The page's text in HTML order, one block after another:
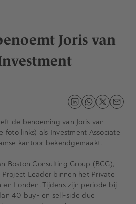
Joris van
de benoeming van Joris van
foto links) als Investment Associate
kantoor bekendgemaakt.
Boston Consulting Group (BCG),
Leader binnen het Private
Londen. Tijdens zijn periode bij
40 buy- en sell-side due